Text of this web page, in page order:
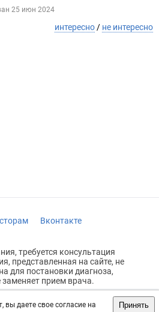
вы даете свое согласие на
Принять
25 июн 2024
интересно / не интересно
Вконтакте
требуется консультация
представленная на сайте, не
для постановки диагноза,
заменяет прием врача.